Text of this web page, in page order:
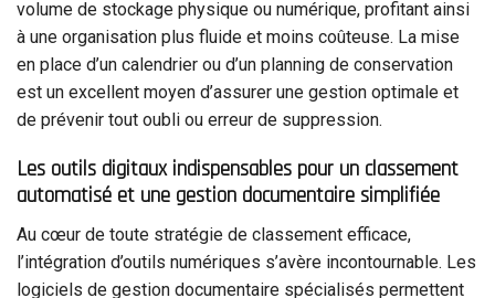
volume de stockage physique ou numérique, profitant ainsi
à une organisation plus fluide et moins coûteuse. La mise
en place d’un calendrier ou d’un planning de conservation
est un excellent moyen d’assurer une gestion optimale et
de prévenir tout oubli ou erreur de suppression.
Les outils digitaux indispensables pour un classement
automatisé et une gestion documentaire simplifiée
Au cœur de toute stratégie de classement efficace,
l’intégration d’outils numériques s’avère incontournable. Les
logiciels de gestion documentaire spécialisés permettent